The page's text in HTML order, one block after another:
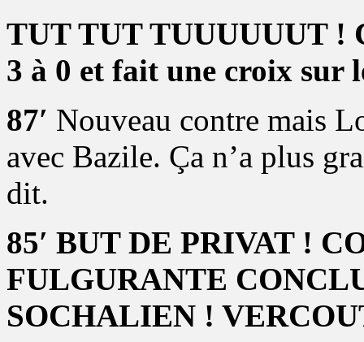
TUT TUT TUUUUUUT !
3 à 0 et fait une croix sur
87′ Nouveau contre mais
avec Bazile. Ça n’a plus
dit.
85′ BUT DE PRIVAT !
FULGURANTE
SOCHALIEN !